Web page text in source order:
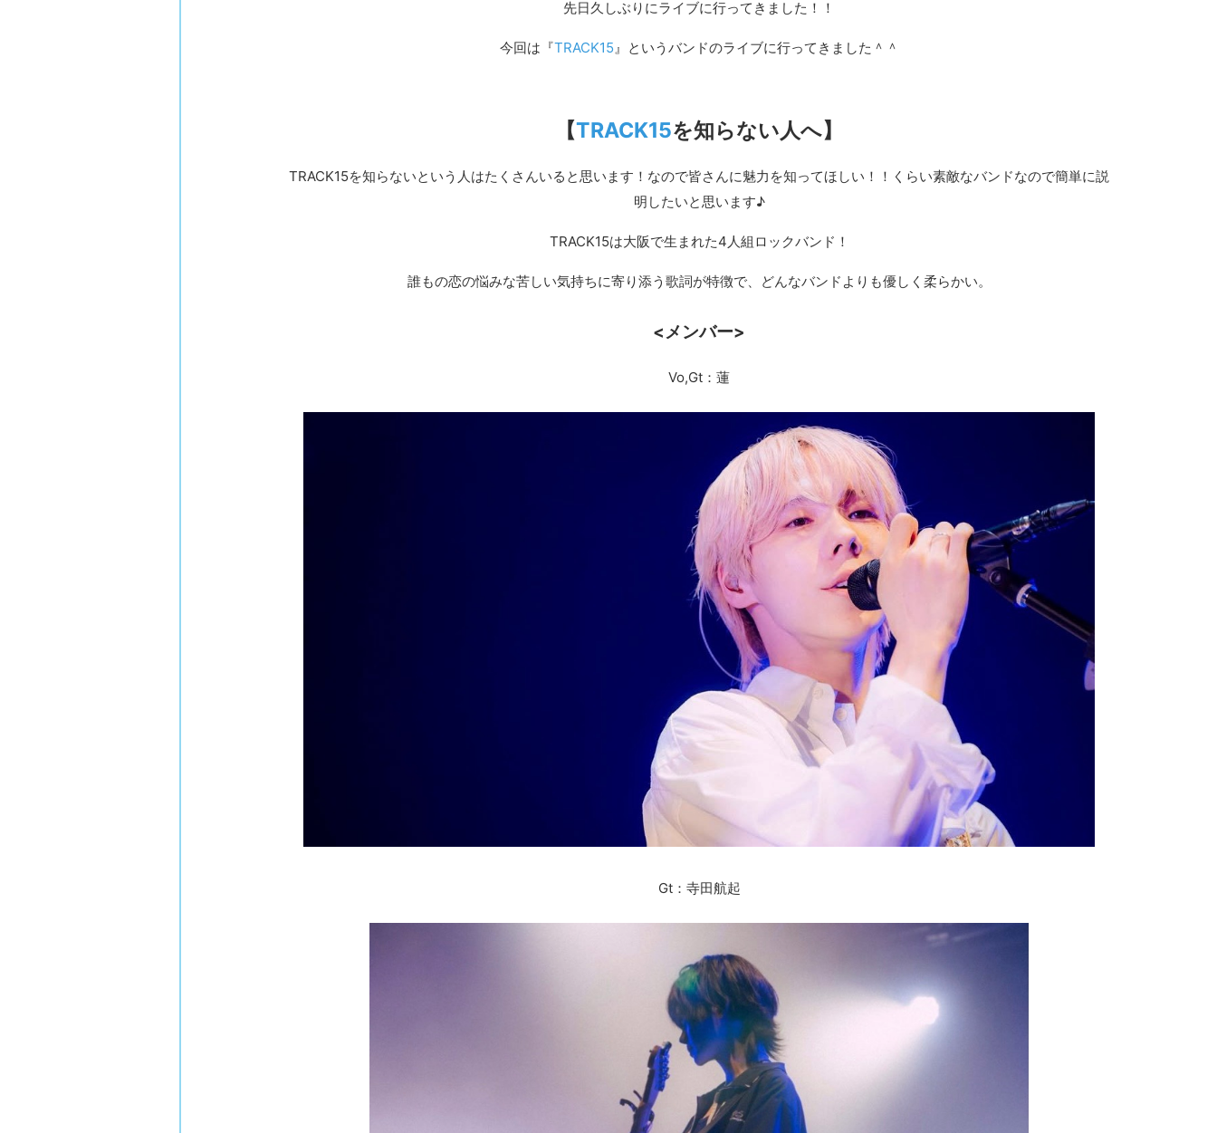
先日久しぶりにライブに行ってきました！！
今回は『TRACK15』というバンドのライブに行ってきました＾＾
【TRACK15を知らない人へ】
TRACK15を知らないという人はたくさんいると思います！なので皆さんに魅力を知ってほしい！！くらい素敵なバンドなので簡単に説
明したいと思います♪
TRACK15は大阪で生まれた4人組ロックバンド！
誰もの恋の悩みな苦しい気持ちに寄り添う歌詞が特徴で、どんなバンドよりも優しく柔らかい。
<メンバー>
Vo,Gt：蓮
Gt：寺田航起